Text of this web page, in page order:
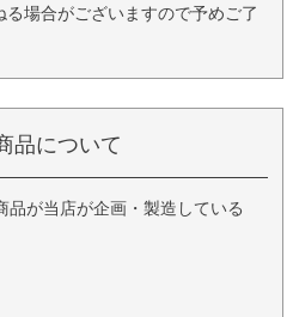
場合がございますので予めご了
品について
品が当店が企画・製造している